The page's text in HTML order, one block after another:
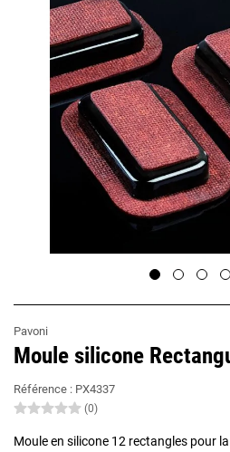
Pavoni
Moule silicone
Référence : PX4337
(0)
Moule en silicone 12 rectangles pour